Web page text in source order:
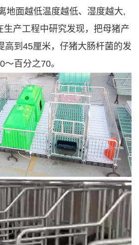
地面越低温度越低、湿度越大,
生产工程中研究发现，把母猪产
高到45厘米，仔猪大肠杆菌的发
百分之70。